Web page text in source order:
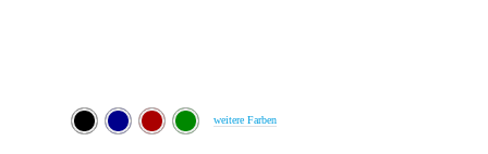
weitere Farben